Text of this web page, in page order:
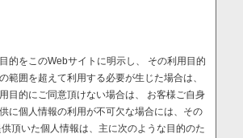
的をこのWebサイトに明示し、 その利用目的
囲を超えて利用する必要が生じた場合は、
目的にご同意頂けない場合は、 お客様ご自身
に個人情報の利用が不可欠な場合には、その
頂いた個人情報は、主に次のような目的のた